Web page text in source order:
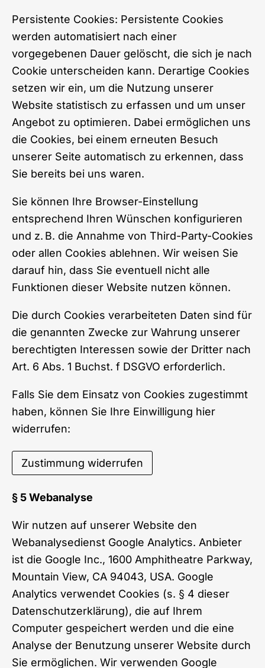
Persistente Cookies: Persistente Cookies
werden automatisiert nach einer
vorgegebenen Dauer gelöscht, die sich je nach
Cookie unterscheiden kann. Derartige Cookies
setzen wir ein, um die Nutzung unserer
Website statistisch zu erfassen und um unser
Angebot zu optimieren. Dabei ermöglichen uns
die Cookies, bei einem erneuten Besuch
unserer Seite automatisch zu erkennen, dass
Sie bereits bei uns waren.
Sie können Ihre Browser-Einstellung
entsprechend Ihren Wünschen konfigurieren
und z. B. die Annahme von Third-Party-Cookies
oder allen Cookies ablehnen. Wir weisen Sie
darauf hin, dass Sie eventuell nicht alle
Funktionen dieser Website nutzen können.
Die durch Cookies verarbeiteten Daten sind für
die genannten Zwecke zur Wahrung unserer
berechtigten Interessen sowie der Dritter nach
Art. 6 Abs. 1 Buchst. f DSGVO erforderlich.
Falls Sie dem Einsatz von Cookies zugestimmt
haben, können Sie Ihre Einwilligung hier
widerrufen:
Zustimmung widerrufen
§ 5 Webanalyse
Wir nutzen auf unserer Website den
Webanalysedienst Google Analytics. Anbieter
ist die Google Inc., 1600 Amphitheatre Parkway,
Mountain View, CA 94043, USA. Google
Analytics verwendet Cookies (s. § 4 dieser
Datenschutzerklärung), die auf Ihrem
Computer gespeichert werden und die eine
Analyse der Benutzung unserer Website durch
Sie ermöglichen. Wir verwenden Google